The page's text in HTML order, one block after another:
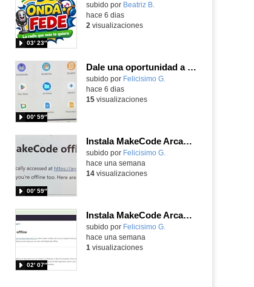
Contenido educativo.
subido por Beatriz B.
03′ 23″
hace 6 dias
2 visualizaciones
Dale una oportunidad a los Chromebooks y utiliza un proyector para realizar talleres si no tienes pantallas táctiles
Contenido educativo.
subido por Felicisimo G.
00′ 59″
hace 6 dias
15visualizaciones
Instala MakeCode Arcade para trabajar offline en tu tablet, ordenador, Chromebook
Contenido educativo.
subido por Felicisimo G.
00′ 59″
hace una semana
14visualizaciones
Instala MakeCode Arcade offline para programar grandes juegos sin necesidad de Internet
Contenido educativo.
subido por Felicisimo G.
02′ 07″
hace una semana
1 visualizaciones